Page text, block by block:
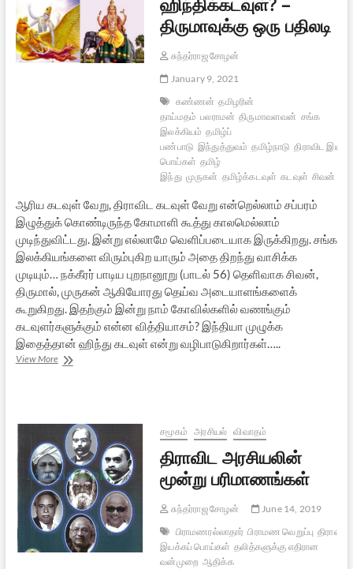
திருமாவுக்கு ஒரு பதிலடி
சுந்தர்ராஜ சோழன்
January 9, 2021
கண்ணன் தமிழரின்
தாய்மதம் பலராமன் திருமாவளவன் சங்க
இலக்கியம் தமிழ்ப்
பண்பாடு இந்துத்துவம் தமிழ்நாடு திராவிட
பொய்கள் தமிழ்
இந்து முருகன் தமிழ்க்கடவுள் கடவுள் சிவன்
ஆரிய கடவுள் வேறு, திராவிட கடவுள் வேறு என்றெல்லாம் சப்பரம்
இழுத்துக் கொண்டிருந்த கோமாளி கூத்து காலமெல்லாம்
முடிந்துவிட்டது. இன்று எல்லாமே வெளிப்படையாக இருக்கிறது. சங்க
இலக்கியங்களை விரும்புகிற யாரும் அதை திறந்து வாசிக்க
முடியும்… நக்கீரர் பாடிய புறநானூறு (பாடல் 56) தெளிவாக சிவன்,
திருமால், முருகன் ஆகியோரது தெய்வ அடையாளங்களைக்
கூறுகிறது. இதற்கும் இன்று நாம் கோவில்களில் வணங்கும்
கடவுளர்களுக்கும் என்ன வித்தியாசம்? இந்தியா முழுக்க
இதைத்தான் ஹிந்து கடவுள் என்று வழிபாடுகிறார்கள்…..
View Moreதமிழ்க்கடவுள்,
பதிலடி
சமூகம் அரசியல் விவாதம்
திராவிட அரசியலின்
மூன்று பரிமாணங்கள்
சுந்தர்ராஜ சோழன்
June 14, 2019
பிராமணரல்லாதார் பிராமண வெறுப்பு திராவிட
இயக்கப் பொய்கள் தலித்களுக்கு எதிரான
வன்முறை ஆதிக்க